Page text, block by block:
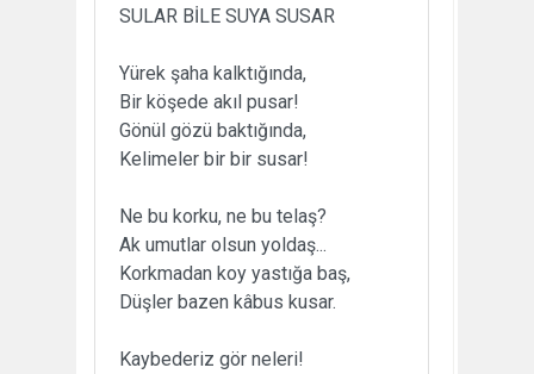
SULAR BİLE SUYA SUSAR
Yürek şaha kalktığında,
Bir köşede akıl pusar!
Gönül gözü baktığında,
Kelimeler bir bir susar!
Ne bu korku, ne bu telaş?
Ak umutlar olsun yoldaş...
Korkmadan koy yastığa baş,
Düşler bazen kâbus kusar.
Kaybederiz gör neleri!